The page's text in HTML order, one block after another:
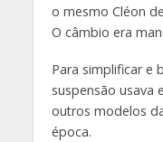
o mesmo Cléon
O câmbio era
Para simplificar e
suspensão usava
outros modelos
época.